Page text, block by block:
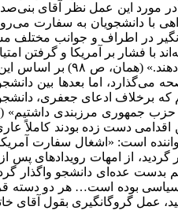
همراهی با دانشجویان به
در اطراف و جوانب مختلف
با فشار بر آمریکا و گرفتن
و یا حداقل بیرون
می‌گذارد، اما بعدها بین
که برخلاف ادعای جعفری،
دست زده بودند کاملاً
است: «اشغال سفارت
گردید، از امهات
عده‌ای دانشجو واگذار
بوده است… هر دو دسته
عمل گروگانگیری بقول